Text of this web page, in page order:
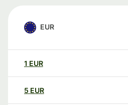
EUR
1 EUR
5 EUR